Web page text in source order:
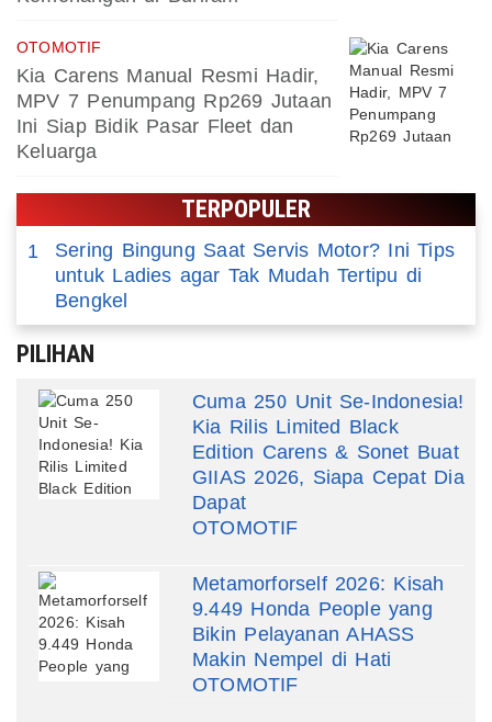
OTOMOTIF
Kia Carens Manual Resmi Hadir,
MPV 7 Penumpang Rp269 Jutaan
Ini Siap Bidik Pasar Fleet dan
Keluarga
TERPOPULER
1
Sering Bingung Saat Servis Motor? Ini Tips
untuk Ladies agar Tak Mudah Tertipu di
Bengkel
PILIHAN
Cuma 250 Unit Se-Indonesia!
Kia Rilis Limited Black
Edition Carens & Sonet Buat
GIIAS 2026, Siapa Cepat Dia
Dapat
OTOMOTIF
Metamorforself 2026: Kisah
9.449 Honda People yang
Bikin Pelayanan AHASS
Makin Nempel di Hati
OTOMOTIF